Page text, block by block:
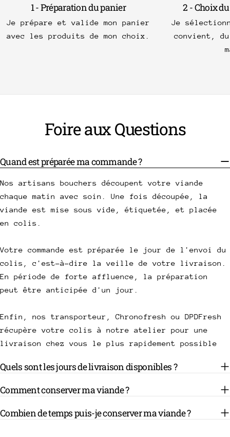
1 - Préparation du panier
Je prépare et valide mon panier
avec les produits de mon choix.
2 - Choix
Je
convient,
Foire aux Questions
Quand est préparée ma commande ?
Nos artisans bouchers découpent votre viande
chaque matin avec soin. Une fois découpée, la
viande est mise sous vide, étiquetée, et placée
en colis.
Votre commande est préparée le jour de l'envoi du
colis, c'est-à-dire la veille de votre livraison.
En période de forte affluence, la préparation
peut être anticipée d'un jour.
Enfin, nos transporteur, Chronofresh ou DPDFresh
récupère votre colis à notre atelier pour une
livraison chez vous le plus rapidement possible
Quels sont les jours de livraison disponibles ?
Comment conserver ma viande ?
Combien de temps puis-je conserver ma viande ?